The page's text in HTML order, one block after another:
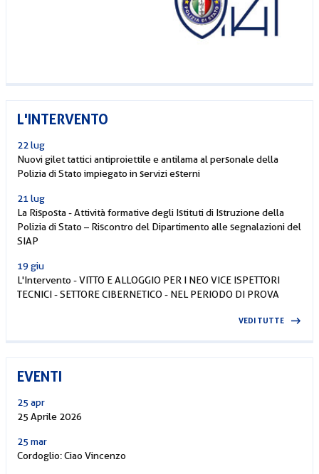
L'INTERVENTO
22 lug
Nuovi gilet tattici antiproiettile e antilama al personale della
Polizia di Stato impiegato in servizi esterni
21 lug
La Risposta - Attività formative degli Istituti di Istruzione della
Polizia di Stato – Riscontro del Dipartimento alle segnalazioni del
SIAP
19 giu
L'Intervento - VITTO E ALLOGGIO PER I NEO VICE ISPETTORI
TECNICI - SETTORE CIBERNETICO - NEL PERIODO DI PROVA
VEDI TUTTE
EVENTI
25 apr
25 Aprile 2026
25 mar
Cordoglio: Ciao Vincenzo